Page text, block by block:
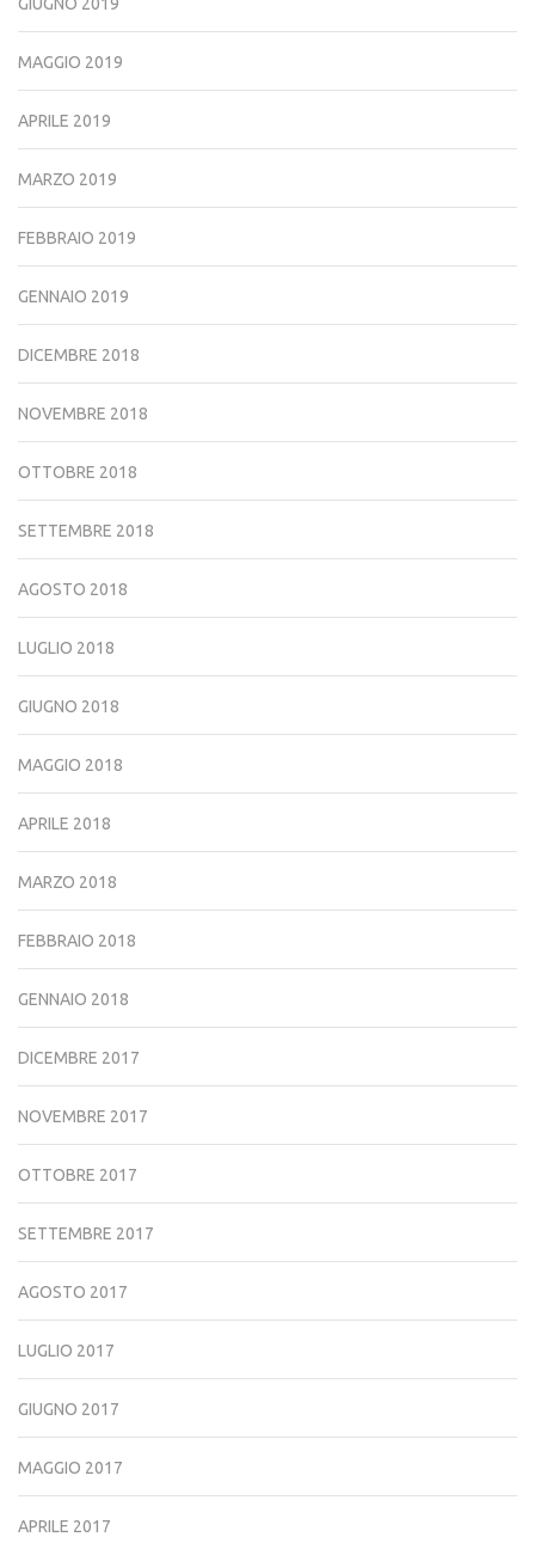
MAGGIO 2019
APRILE 2019
MARZO 2019
FEBBRAIO 2019
GENNAIO 2019
DICEMBRE 2018
NOVEMBRE 2018
OTTOBRE 2018
SETTEMBRE 2018
AGOSTO 2018
LUGLIO 2018
GIUGNO 2018
MAGGIO 2018
APRILE 2018
MARZO 2018
FEBBRAIO 2018
GENNAIO 2018
DICEMBRE 2017
NOVEMBRE 2017
OTTOBRE 2017
SETTEMBRE 2017
AGOSTO 2017
LUGLIO 2017
GIUGNO 2017
MAGGIO 2017
APRILE 2017